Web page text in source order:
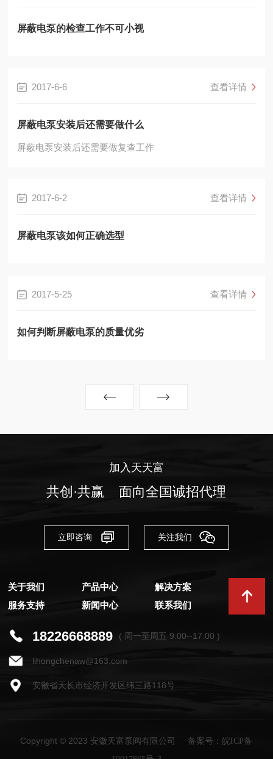
屏蔽电泵的检查工作不可小视
2017-6-6 查看详情
屏蔽电泵安装后还需要做什么
屏蔽电泵安装后还需要做复查工作
2017-6-2 查看详情
屏蔽电泵该如何正确选型
2017-5-25 查看详情
如何判断屏蔽电泵的质量优劣
加入天天富
共创·共赢 面向全国诚招代理
立即咨询 关注我们
关于我们 产品中心
解决方案
服务支持
新闻中心 联系我们
18226668889 ( 周一至周五 9:00--17:00 )
lihongchenaw@163.com
安徽省天长市经济开发区纬三路118号
Copyright © 2023 安徽天富泵阀有限公司 备案号：皖ICP备